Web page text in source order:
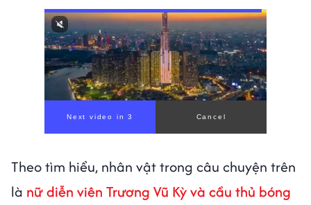
Theo tìm hiểu, nhân vật trong câu chuyện trên
là nữ diễn viên Trương Vũ Kỳ và cầu thủ bóng